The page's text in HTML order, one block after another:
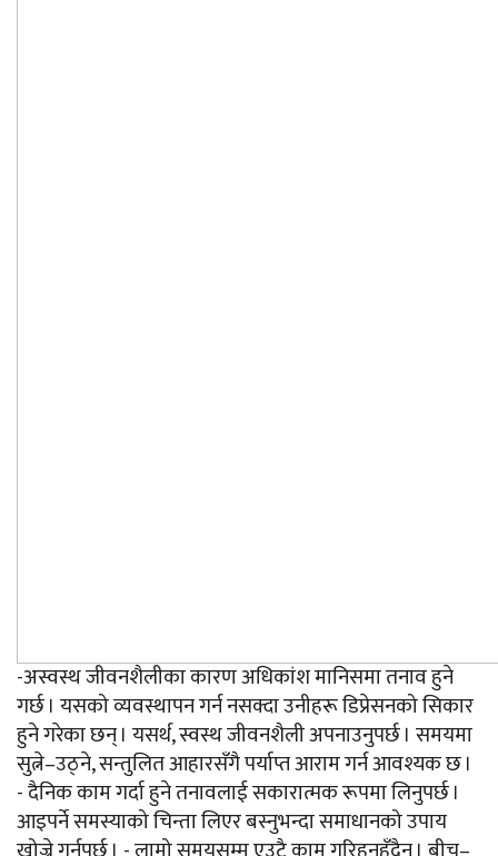
-अस्वस्थ जीवनशैलीका कारण अधिकांश मानिसमा तनाव हुने
गर्छ । यसको व्यवस्थापन गर्न नसक्दा उनीहरू डिप्रेसनको सिकार
हुने गरेका छन् । यसर्थ, स्वस्थ जीवनशैली अपनाउनुपर्छ । समयमा
सुत्ने–उठ्ने, सन्तुलित आहारसँगै पर्याप्त आराम गर्न आवश्यक छ ।
- दैनिक काम गर्दा हुने तनावलाई सकारात्मक रूपमा लिनुपर्छ ।
आइपर्ने समस्याको चिन्ता लिएर बस्नुभन्दा समाधानको उपाय